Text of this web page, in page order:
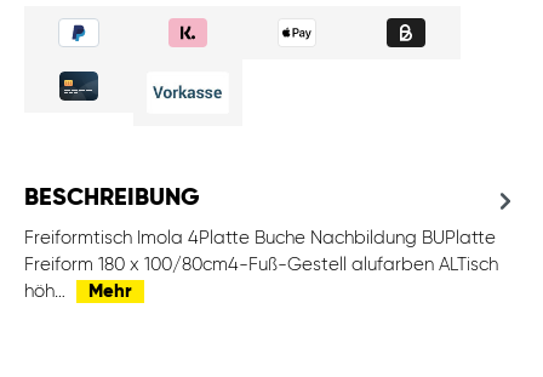
BESCHREIBUNG
Freiformtisch Imola 4Platte Buche Nachbildung BUPlatte
Freiform 180 x 100/80cm4-Fuß-Gestell alufarben ALTisch
höh…
Mehr